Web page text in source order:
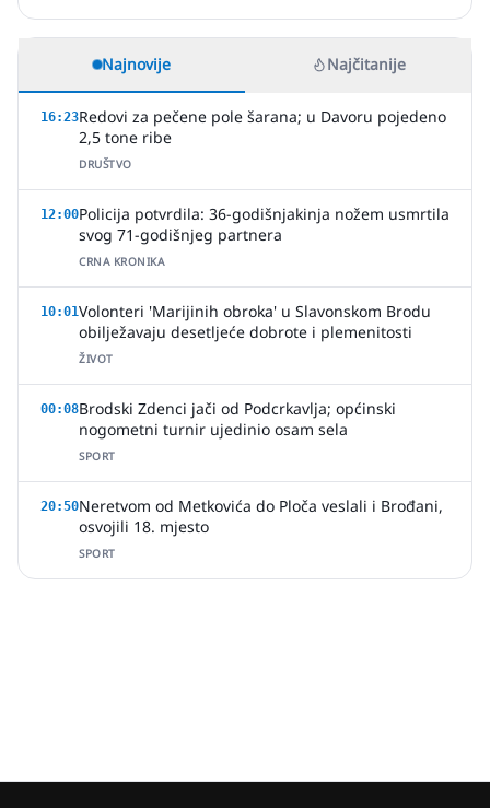
Najnovije Najčitanije
16:23Redovi za pečene pole šarana; u Davoru pojedeno
2,5 tone ribe
DRUŠTVO
12:00Policija potvrdila: 36-godišnjakinja nožem usmrtila
svog 71-godišnjeg partnera
CRNA KRONIKA
10:01Volonteri 'Marijinih obroka' u Slavonskom Brodu
obilježavaju desetljeće dobrote i plemenitosti
ŽIVOT
00:08Brodski Zdenci jači od Podcrkavlja; općinski
nogometni turnir ujedinio osam sela
SPORT
20:50Neretvom od Metkovića do Ploča veslali i Brođani,
osvojili 18. mjesto
SPORT